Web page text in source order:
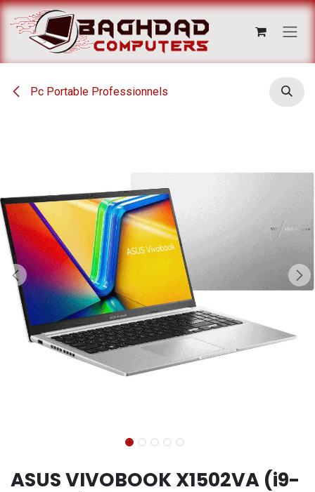
Se rendre au contenu
Pc Portable Professionnels
ASUS VIVOBOOK X1502VA (i9-